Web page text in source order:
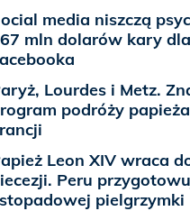
media niszczą
mln dolarów kary
Lourdes i Metz.
podróży
Leon XIV wraca
Peru
pielgrzymki